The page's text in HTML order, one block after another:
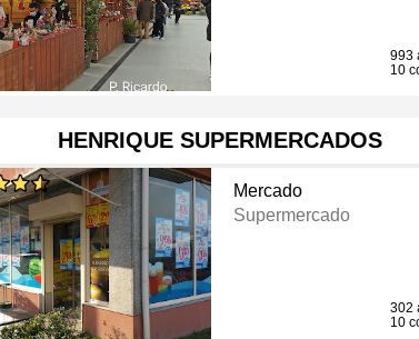
993
10
HENRIQUE SUPERMERCADOS
Mercado
Supermercado
302
10